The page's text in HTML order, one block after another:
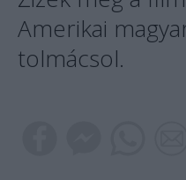
Amerikai
tolmácsol.